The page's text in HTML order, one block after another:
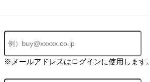
※メールアドレスはログインに使用します。